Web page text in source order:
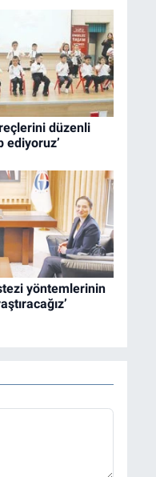
düzenli
ediyoruz’
yöntemlerinin